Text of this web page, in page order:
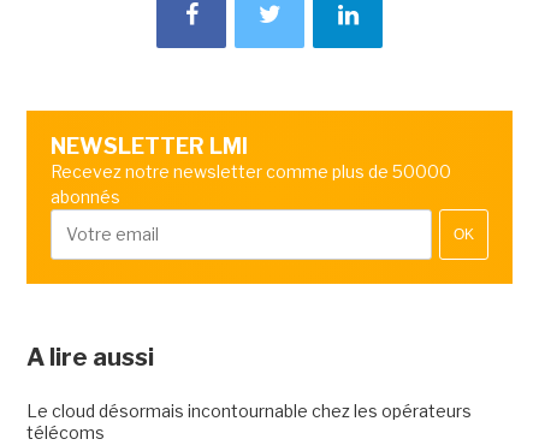
NEWSLETTER LMI
Recevez notre newsletter comme plus de 50000
abonnés
OK
A lire aussi
Le cloud désormais incontournable chez les opérateurs
télécoms